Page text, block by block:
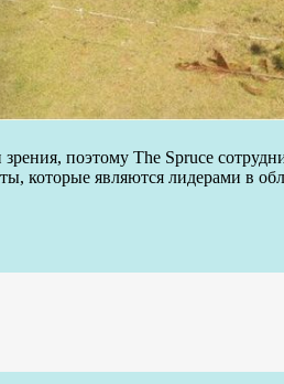
поэтому The Spruce
которые являются лидерами в